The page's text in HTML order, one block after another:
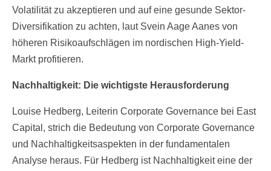
Volatilität zu akzeptieren und auf eine gesunde Sektor-
Diversifikation zu achten, laut Svein Aage Aanes von
höheren Risikoaufschlägen im nordischen High-Yield-
Markt profitieren.
Nachhaltigkeit: Die wichtigste Herausforderung
Louise Hedberg, Leiterin Corporate Governance bei East
Capital, strich die Bedeutung von Corporate Governance
und Nachhaltigkeitsaspekten in der fundamentalen
Analyse heraus. Für Hedberg ist Nachhaltigkeit eine der